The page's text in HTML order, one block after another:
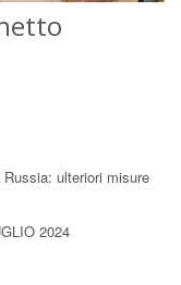
ulteriori misure
2024